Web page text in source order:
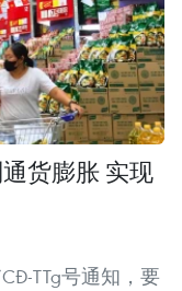
货膨胀 实现
TTg号通知，要